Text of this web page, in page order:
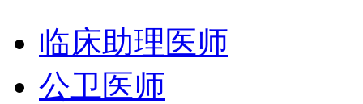
临床助理医师
公卫医师